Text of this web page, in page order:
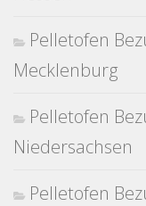
Pelletofen
Mecklenburg
Pelletofen
Niedersachsen
Pelletofen